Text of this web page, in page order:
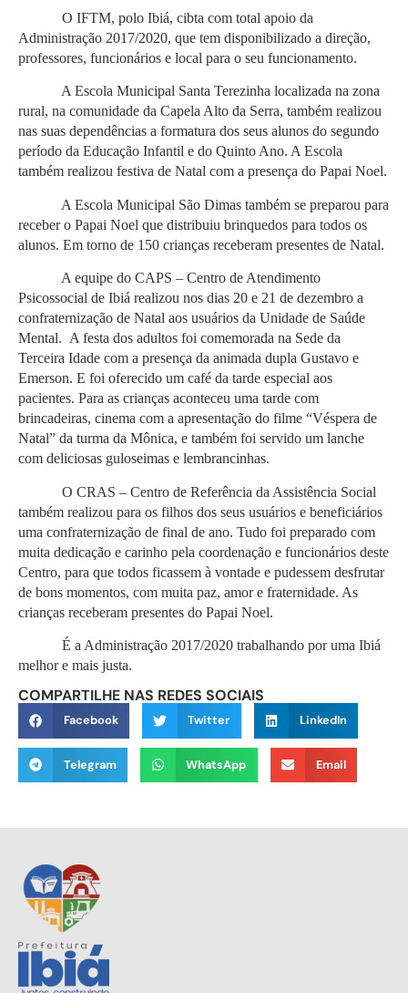
O IFTM, polo Ibiá, cibta com total apoio da
Administração 2017/2020, que tem disponibilizado a direção,
professores, funcionários e local para o seu funcionamento.
A Escola Municipal Santa Terezinha localizada na zona
rural, na comunidade da Capela Alto da Serra, também realizou
nas suas dependências a formatura dos seus alunos do segundo
período da Educação Infantil e do Quinto Ano. A Escola
também realizou festiva de Natal com a presença do Papai Noel.
A Escola Municipal São Dimas também se preparou para
receber o Papai Noel que distribuiu brinquedos para todos os
alunos. Em torno de 150 crianças receberam presentes de Natal.
A equipe do CAPS – Centro de Atendimento
Psicossocial de Ibiá realizou nos dias 20 e 21 de dezembro a
confraternização de Natal aos usuários da Unidade de Saúde
Mental. A festa dos adultos foi comemorada na Sede da
Terceira Idade com a presença da animada dupla Gustavo e
Emerson. E foi oferecido um café da tarde especial aos
pacientes. Para as crianças aconteceu uma tarde com
brincadeiras, cinema com a apresentação do filme “Véspera de
Natal” da turma da Mônica, e também foi servido um lanche
com deliciosas guloseimas e lembrancinhas.
O CRAS – Centro de Referência da Assistência Social
também realizou para os filhos dos seus usuários e beneficiários
uma confraternização de final de ano. Tudo foi preparado com
muita dedicação e carinho pela coordenação e funcionários deste
Centro, para que todos ficassem à vontade e pudessem desfrutar
de bons momentos, com muita paz, amor e fraternidade. As
crianças receberam presentes do Papai Noel.
É a Administração 2017/2020 trabalhando por uma Ibiá
melhor e mais justa.
COMPARTILHE NAS REDES SOCIAIS
Facebook Twitter LinkedIn
Telegram WhatsApp Email